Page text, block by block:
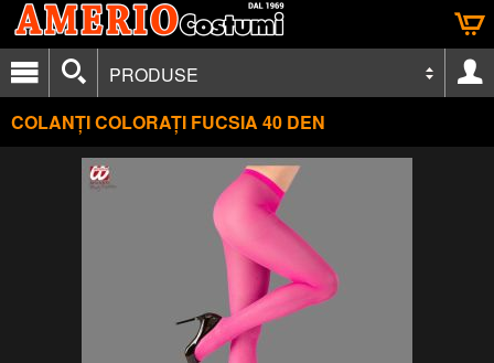
PRODUSE
COLANȚI COLORAȚI FUCSIA 40 DEN